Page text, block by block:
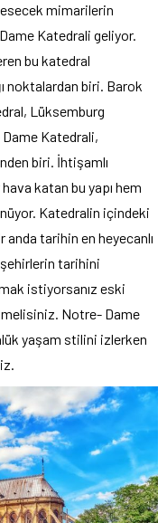
mimarilerin
Katedrali geliyor.
bu katedral
noktalardan biri. Barok
Lüksemburg
Katedrali,
biri. İhtişamlı
katan bu yapı hem
Katedralin içindeki
tarihin en heyecanlı
tarihini
istiyorsanız eski
Notre- Dame
yaşam stilini izlerken